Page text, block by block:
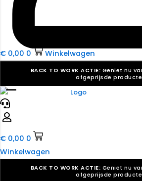
€ 0,00 0 Winkelwagen
BACK TO WORK ACTIE: Geniet nu
afgeprijsde
Verkiezingsdrukwerk nodig? Maak
☰
€ 0,00 0
Winkelwagen
BACK TO WORK ACTIE: Geniet nu
afgeprijsde